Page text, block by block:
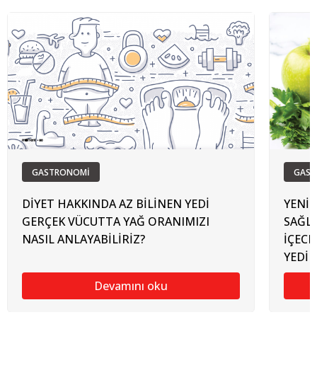
GASTRONOMİ
DİYET HAKKINDA AZ BİLİNEN YEDİ
GERÇEK VÜCUTTA YAĞ ORANIMIZI
NASIL ANLAYABİLİRİZ?
Devamını oku
YEDİ